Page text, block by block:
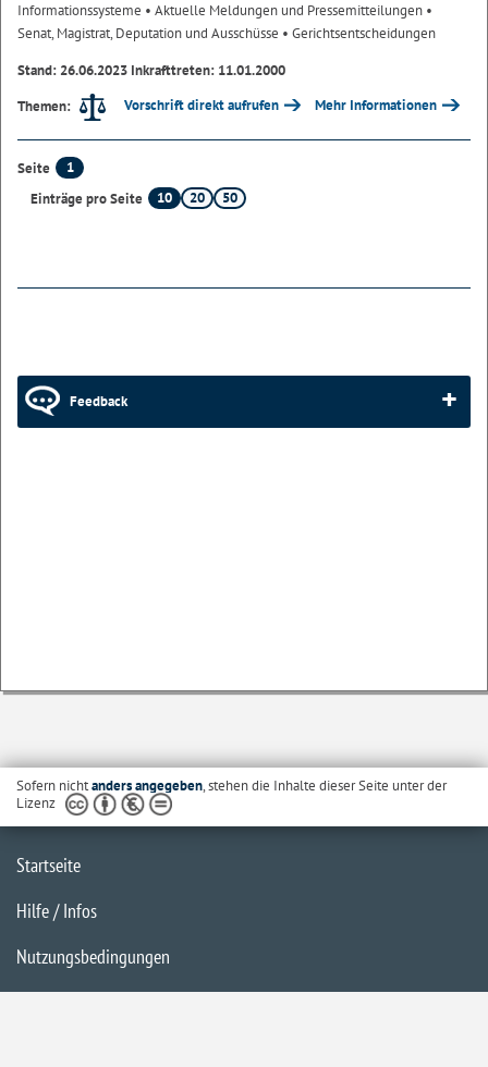
Informationssysteme • Aktuelle Meldungen und Pressemitteilungen •
Senat, Magistrat, Deputation und Ausschüsse • Gerichtsentscheidungen
Stand: 26.06.2023 Inkrafttreten: 11.01.2000
Themen:
Vorschrift direkt aufrufen Mehr Informationen
Seite
1
Einträge pro Seite
10 20 50
Feedback
Sofern nichtanders angegeben, stehen die Inhalte dieser Seite unter der
Lizenz
Startseite
Hilfe / Infos
Nutzungsbedingungen